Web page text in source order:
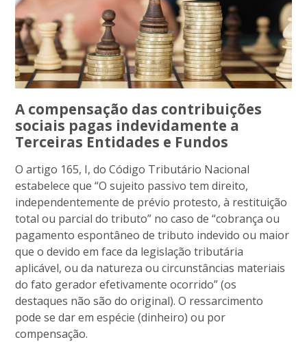
A compensação das contribuições
sociais pagas indevidamente a
Terceiras Entidades e Fundos
O artigo 165, I, do Código Tributário Nacional
estabelece que “O sujeito passivo tem direito,
independentemente de prévio protesto, à restituição
total ou parcial do tributo” no caso de “cobrança ou
pagamento espontâneo de tributo indevido ou maior
que o devido em face da legislação tributária
aplicável, ou da natureza ou circunstâncias materiais
do fato gerador efetivamente ocorrido” (os
destaques não são do original). O ressarcimento
pode se dar em espécie (dinheiro) ou por
compensação.